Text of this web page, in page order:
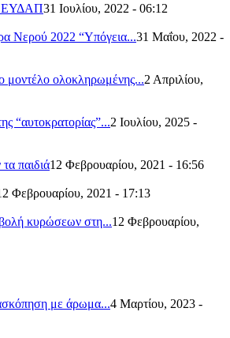
ΕΥΔΑΠ31 Ιουλίου, 2022 - 06:12
Νερού 2022 “Υπόγεια...31 Μαΐου, 2022 -
ολοκληρωμένης...2 Απριλίου,
“αυτοκρατορίας”...2 Ιουλίου, 2025 -
παιδιά12 Φεβρουαρίου, 2021 - 16:56
Φεβρουαρίου, 2021 - 17:13
κυρώσεων στη...12 Φεβρουαρίου,
με άρωμα...4 Μαρτίου, 2023 -